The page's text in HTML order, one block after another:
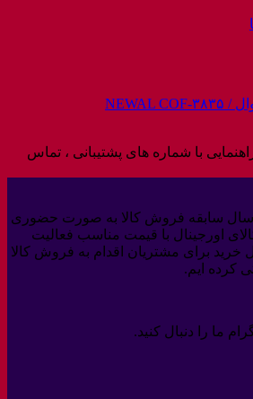
با شماره های پشتیبانی ، تماس
فروشگاه آربابامال با 16 سال سابقه فروش کالا به صورت حضوری
اورجینال با قیمت مناسب فعالیت
خرید برای مشتریان اقدام به فروش کالا
کرده ایم.
ما را دنبال کنید.